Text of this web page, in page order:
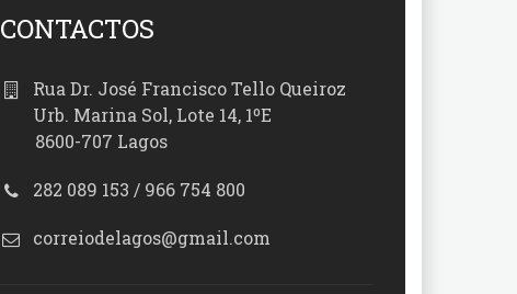
CONTACTOS
Rua Dr. José Francisco Tello Queiroz
Urb. Marina Sol, Lote 14, 1ºE
8600-707 Lagos
282 089 153 / 966 754 800
correiodelagos@gmail.com